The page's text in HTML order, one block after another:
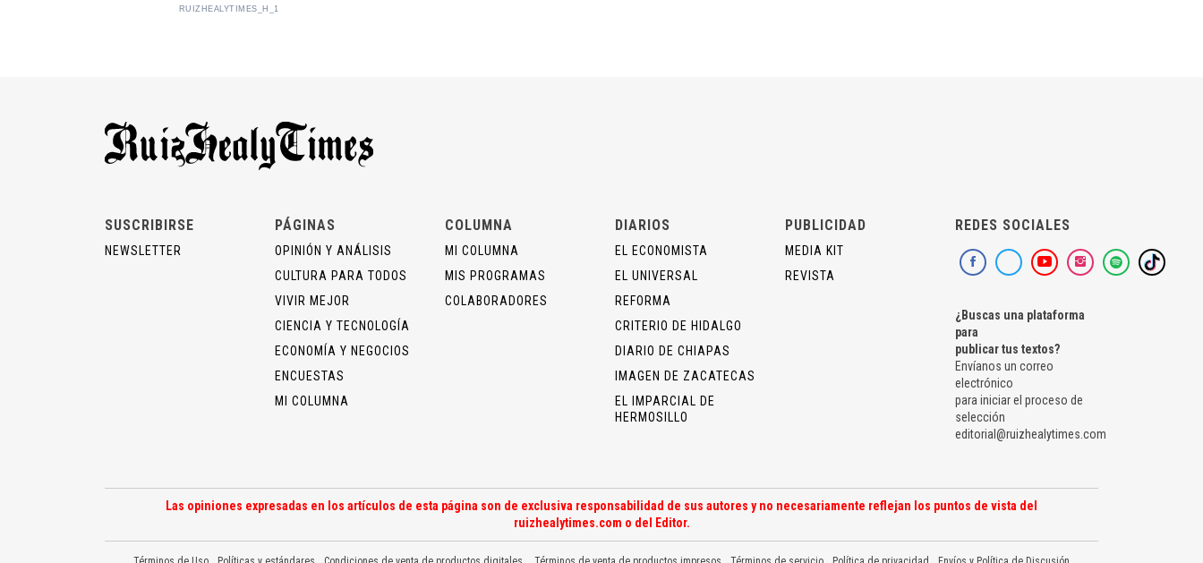
RUIZHEALYTIMES_H_1
SUSCRIBIRSE
NEWSLETTER
PÁGINAS
OPINIÓN Y ANÁLISIS
CULTURA PARA TODOS
VIVIR MEJOR
CIENCIA Y TECNOLOGÍA
ECONOMÍA Y NEGOCIOS
ENCUESTAS
MI COLUMNA
COLUMNA
MI COLUMNA
MIS PROGRAMAS
COLABORADORES
DIARIOS
EL ECONOMISTA
EL UNIVERSAL
REFORMA
CRITERIO DE HIDALGO
DIARIO DE CHIAPAS
IMAGEN DE ZACATECAS
EL IMPARCIAL DE
HERMOSILLO
PUBLICIDAD
MEDIA KIT
REVISTA
REDES SOCIALES
¿Buscas una plataforma
para
publicar tus textos?
Envíanos un correo
electrónico
para iniciar el proceso de
selección
editorial@ruizhealytimes.com
Las opiniones expresadas en los artículos de esta página son de exclusiva responsabilidad de sus autores y no necesariamente reflejan los puntos de vista del
ruizhealytimes.com o del Editor.